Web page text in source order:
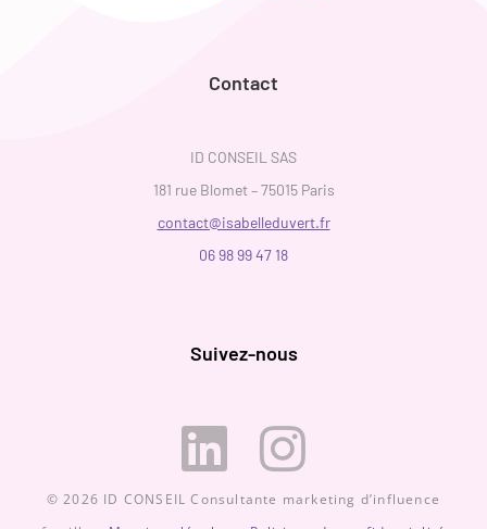
Contact
ID CONSEIL SAS
181 rue Blomet – 75015 Paris
contact@isabelleduvert.fr
06 98 99 47 18
Suivez-nous
© 2026 ID CONSEIL Consultante marketing d’influence